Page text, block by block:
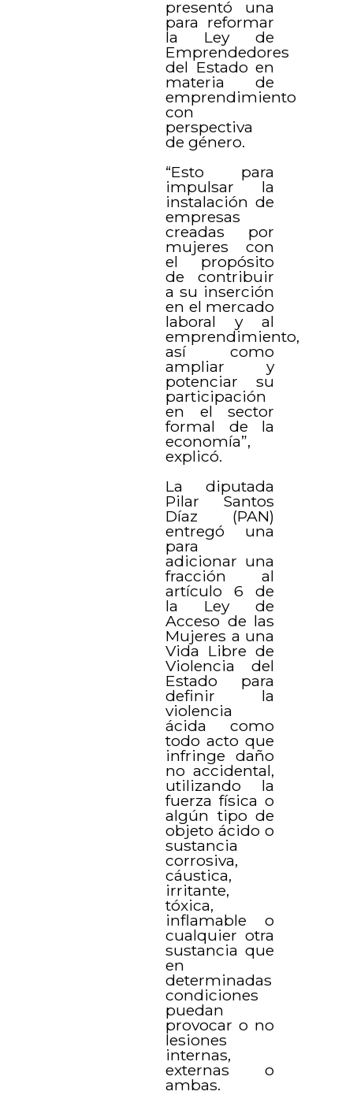
presentó una
para reformar
la Ley de
Emprendedores
del Estado en
materia de
emprendimiento
con
perspectiva
de género.
“Esto para
impulsar la
instalación de
empresas
creadas por
mujeres con
el propósito
de contribuir
a su inserción
en el mercado
laboral y al
emprendimiento,
así como
ampliar y
potenciar su
participación
en el sector
formal de la
economía”,
explicó.
La diputada
Pilar Santos
Díaz (PAN)
entregó una
para
adicionar una
fracción al
artículo 6 de
la Ley de
Acceso de las
Mujeres a una
Vida Libre de
Violencia del
Estado para
definir la
violencia
ácida como
todo acto que
infringe daño
no accidental,
utilizando la
fuerza física o
algún tipo de
objeto ácido o
sustancia
corrosiva,
cáustica,
irritante,
tóxica,
inflamable o
cualquier otra
sustancia que
en
determinadas
condiciones
puedan
provocar o no
lesiones
internas,
externas o
ambas.